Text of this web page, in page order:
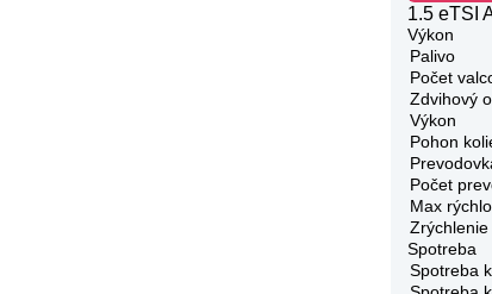
1.5 eTSI
Výkon
Palivo
Počet
Zdvihový
Výkon
Pohon
Počet
Max
Spotreba
Spotreba